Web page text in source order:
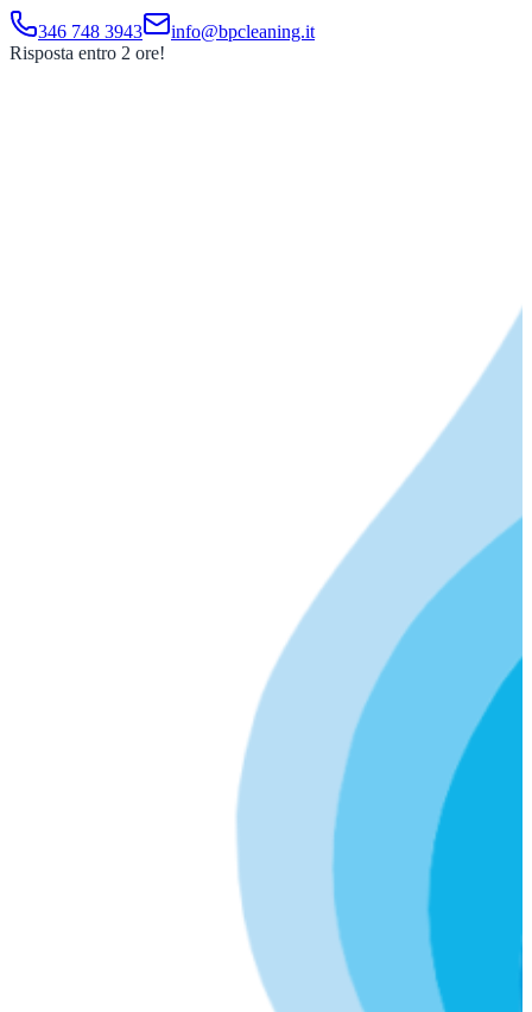
346 748 3943
info@bpcleaning.it
Risposta entro 2 ore!